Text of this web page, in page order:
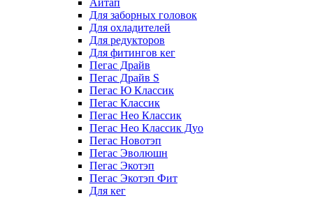
Айтап
Для заборных головок
Для охладителей
Для редукторов
Для фитингов кег
Пегас Драйв
Пегас Драйв S
Пегас Ю Классик
Пегас Классик
Пегас Нео Классик
Пегас Нео Классик Дуо
Пегас Новотэп
Пегас Эволюшн
Пегас Экотэп
Пегас Экотэп Фит
Для кег